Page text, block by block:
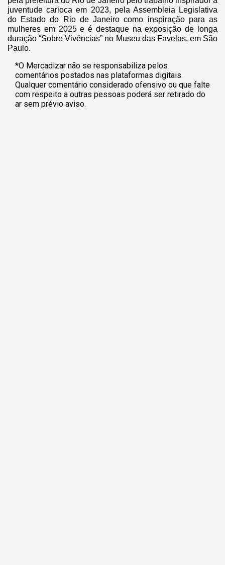
juventude carioca em 2023, pela Assembleia Legislativa
do Estado do Rio de Janeiro como inspiração para as
mulheres em 2025 e é destaque na exposição de longa
duração “Sobre Vivências” no Museu das Favelas, em São
Paulo.
*O Mercadizar não se responsabiliza pelos
comentários postados nas plataformas digitais.
Qualquer comentário considerado ofensivo ou que falte
com respeito a outras pessoas poderá ser retirado do
ar sem prévio aviso.